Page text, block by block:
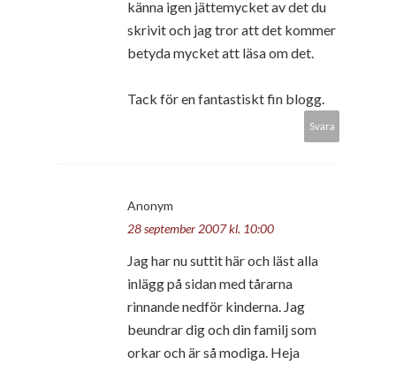
känna igen jättemycket av det du
skrivit och jag tror att det kommer
betyda mycket att läsa om det.
Tack för en fantastiskt fin blogg.
Svara
Anonym
28 september 2007 kl. 10:00
Jag har nu suttit här och läst alla
inlägg på sidan med tårarna
rinnande nedför kinderna. Jag
beundrar dig och din familj som
orkar och är så modiga. Heja